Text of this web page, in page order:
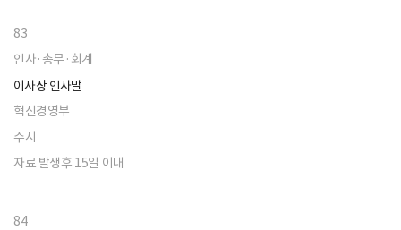
83
인사·총무·회계
이사장 인사말
혁신경영부
수시
자료 발생후 15일 이내
84